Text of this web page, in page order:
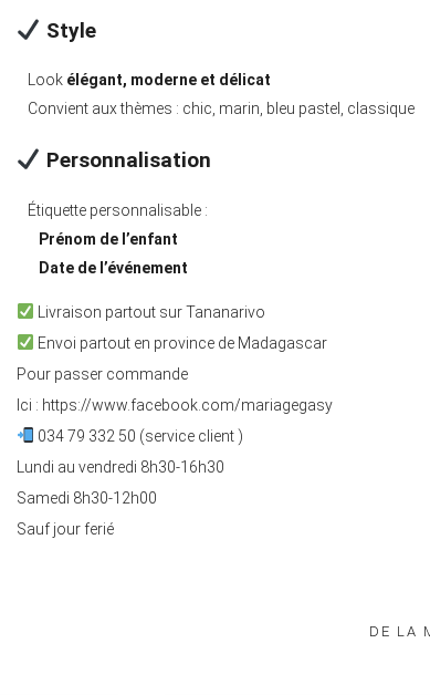
Style
Look élégant, moderne et délicat
Convient aux thèmes : chic, marin, bleu pastel, classique
Personnalisation
Étiquette personnalisable :
Prénom de l’enfant
Date de l’événement
Livraison partout sur Tananarivo
Envoi partout en province de Madagascar
Pour passer commande
Ici : https://www.facebook.com/mariagegasy
034 79 332 50 (service client )
Lundi au vendredi 8h30-16h30
Samedi 8h30-12h00
Sauf jour ferié
DE LA